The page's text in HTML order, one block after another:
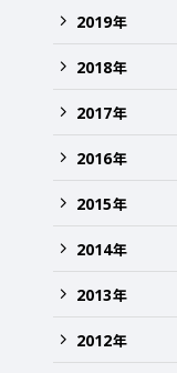
2019年
2018年
2017年
2016年
2015年
2014年
2013年
2012年